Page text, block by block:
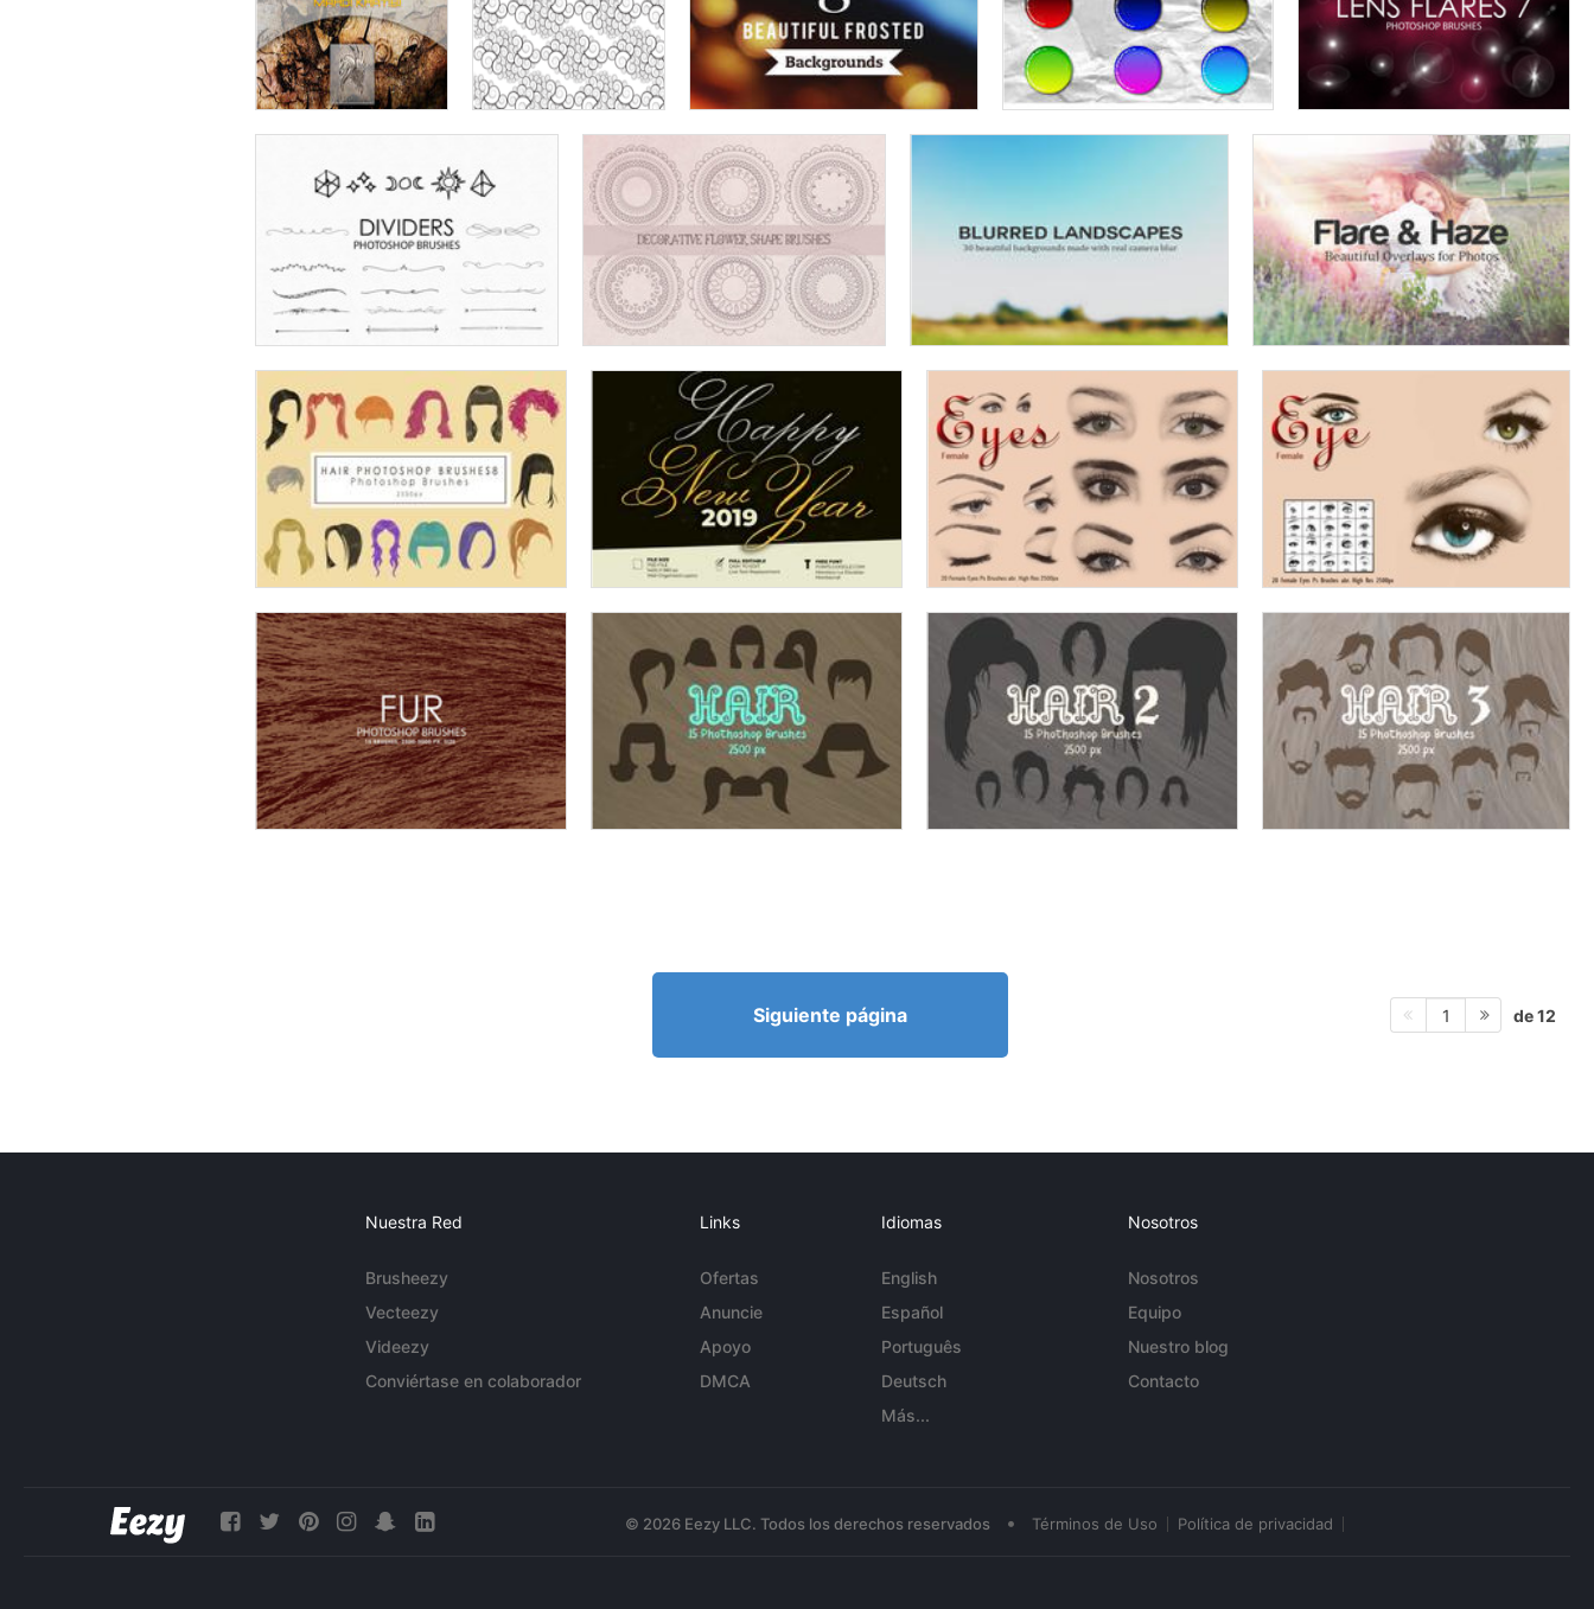
Siguiente página 1 de 12
Nuestra Red
Brusheezy
Vecteezy
Videezy
Conviértase en colaborador
Links
Ofertas
Anuncie
Apoyo
DMCA
Idiomas
English
Español
Português
Deutsch
Más...
Nosotros
Nosotros
Equipo
Nuestro blog
Contacto
© 2026 Eezy LLC. Todos los derechos reservados • Términos de Uso Política de privacidad